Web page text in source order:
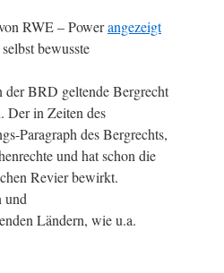
RWE – Powerangezeigt
bewusste
BRD geltende Bergrecht
Der in Zeiten des
Paragraph des Bergrechts,
und hat schon die
Revier bewirkt.
und
Ländern, wie u.a.